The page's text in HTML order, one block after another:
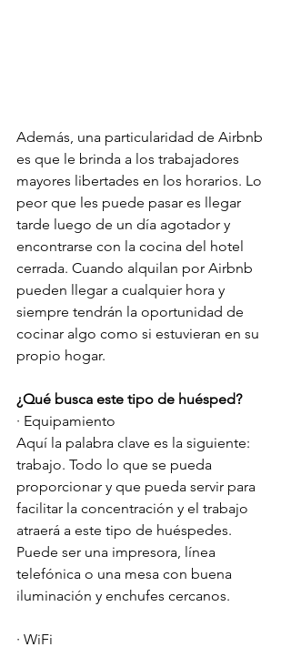
Además, una particularidad de Airbnb
es que le brinda a los trabajadores
mayores libertades en los horarios. Lo
peor que les puede pasar es llegar
tarde luego de un día agotador y
encontrarse con la cocina del hotel
cerrada. Cuando alquilan por Airbnb
pueden llegar a cualquier hora y
siempre tendrán la oportunidad de
cocinar algo como si estuvieran en su
propio hogar.
¿Qué busca este tipo de huésped?
· Equipamiento
Aquí la palabra clave es la siguiente:
trabajo. Todo lo que se pueda
proporcionar y que pueda servir para
facilitar la concentración y el trabajo
atraerá a este tipo de huéspedes.
Puede ser una impresora, línea
telefónica o una mesa con buena
iluminación y enchufes cercanos.
· WiFi